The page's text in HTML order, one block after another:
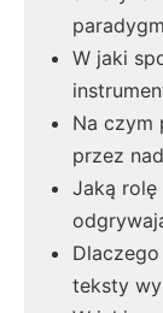
W jaki
Na czym
przez
Jaką
teksty